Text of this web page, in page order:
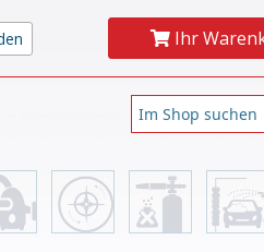
Ihr